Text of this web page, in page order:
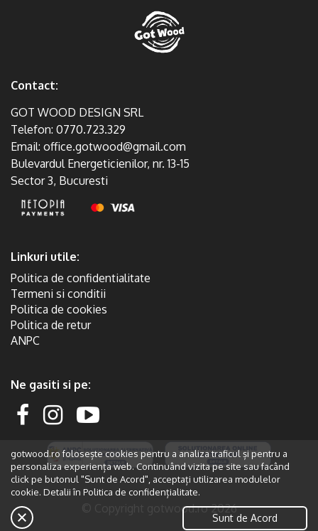
gotwood.ro folosește cookies pentru a analiza traficul și pentru a
personaliza experiența web. Continuând vizita pe site sau facând
click pe butonul "Sunt de Acord", acceptați utilizarea modulelor
cookie. Detalii în Politica de confidențialitate.
Sunt de Acord
Contact:
GOT WOOD DESIGN SRL
Telefon: 0770.723.329
Email: office.gotwood@gmail.com
Bulevardul Energeticienilor, nr. 13-15
Sector 3, Bucuresti
Linkuri utile:
Politica de confidentialitate
Termeni si conditii
Politica de cookies
Politica de retur
ANPC
Ne gasiti si pe:
© Copyright gotwood.ro 2026